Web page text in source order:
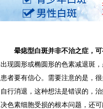
晕痣型白斑并非不治之症，可
出现圆形或椭圆形的色素减退斑
患者要有信心。需要注意的是，
自行消退，这种想法是错误的，
决色素细胞受损的根本问题，还